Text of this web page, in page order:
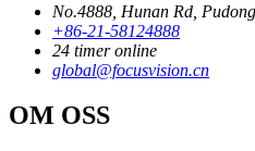
No.4888, Hunan Rd,
+86-21-58124888
24 timer online
global@focusvision.cn
OM OSS